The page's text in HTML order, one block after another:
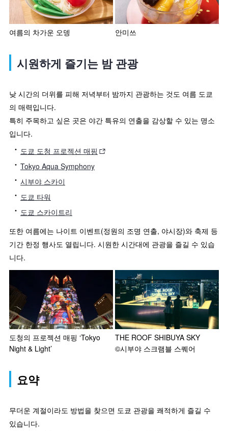
여름의 차가운 오뎅 안미쓰
시원하게 즐기는 밤 관광
낮 시간의 더위를 피해 저녁부터 밤까지 관광하는 것도 여름 도쿄
의 매력입니다.
특히 주목하고 싶은 곳은 야간 특유의 연출을 감상할 수 있는 명소
입니다.
도쿄 도청 프로젝션 매핑
Tokyo Aqua Symphony
시부야 스카이
도쿄 타워
도쿄 스카이트리
또한 여름에는 나이트 이벤트(정원의 조명 연출, 야시장)와 축제 등
기간 한정 행사도 열립니다. 시원한 시간대에 관광을 즐길 수 있습
니다.
도청의 프로젝션 매핑 ‘Tokyo
Night & Light’
THE ROOF SHIBUYA SKY
©시부야 스크램블 스퀘어
요약
무더운 계절이라도 방법을 찾으면 도쿄 관광을 쾌적하게 즐길 수
있습니다.